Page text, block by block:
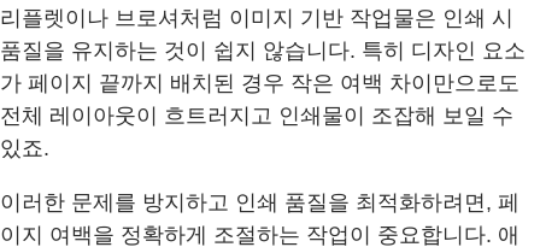
리플렛이나 브로셔처럼 이미지 기반 작업물은 인쇄 시
품질을 유지하는 것이 쉽지 않습니다. 특히 디자인 요소
가 페이지 끝까지 배치된 경우 작은 여백 차이만으로도
전체 레이아웃이 흐트러지고 인쇄물이 조잡해 보일 수
있죠.
이러한 문제를 방지하고 인쇄 품질을 최적화하려면, 페
이지 여백을 정확하게 조절하는 작업이 중요합니다. 애